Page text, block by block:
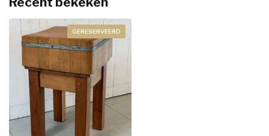
GERESERVEERD